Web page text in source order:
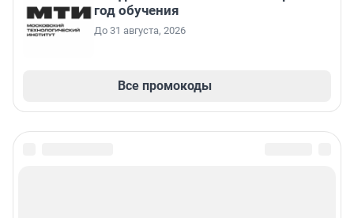
год обучения
До 31 августа, 2026
Все промокоды